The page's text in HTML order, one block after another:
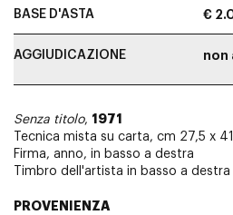
BASE D'ASTA €
AGGIUDICAZIONE non
Senza titolo, 1971
Tecnica mista su carta, cm 27,5 x
Firma, anno, in basso a destra
Timbro dell'artista in basso a destra
PROVENIENZA